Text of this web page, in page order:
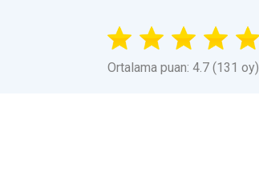
Ortalama puan: 4.7 (131 oy)